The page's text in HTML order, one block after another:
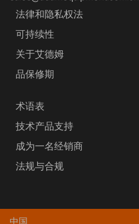
法律和隐私权法
可持续性
关于艾德姆
品保修期
术语表
技术产品支持
成为一名经销商
法规与合规
中国